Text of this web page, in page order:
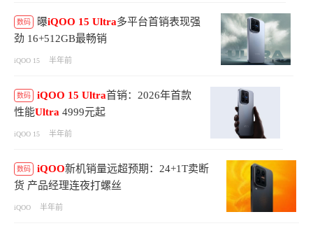
数码 曝iQOO 15 Ultra多平台首销表现强
劲 16+512GB最畅销
iQOO 15 半年前
数码 iQOO 15 Ultra首销：2026年首款
性能Ultra 4999元起
iQOO 15 半年前
数码 iQOO新机销量远超预期：24+1T卖断
货 产品经理连夜打螺丝
iQOO 半年前